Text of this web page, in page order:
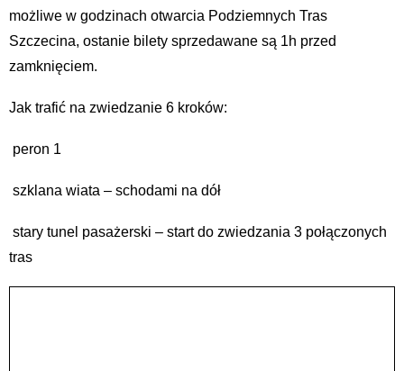
możliwe w godzinach otwarcia Podziemnych Tras
Szczecina, ostanie bilety sprzedawane są 1h przed
zamknięciem.
Jak trafić na zwiedzanie 6 kroków:
peron 1
szklana wiata – schodami na dół
stary tunel pasażerski – start do zwiedzania 3 połączonych
tras